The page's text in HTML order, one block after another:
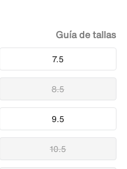
7.5
8.5
9.5
10.5
Guía de tallas